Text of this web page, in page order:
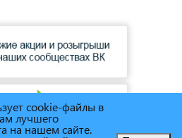
cookie-файлы в
лучшего
на нашем сайте.